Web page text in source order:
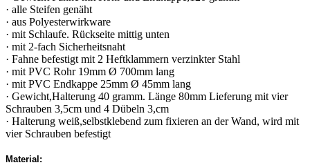
· alle Steifen genäht
· aus Polyesterwirkware
· mit Schlaufe. Rückseite mittig unten
· mit 2-fach Sicherheitsnaht
· Fahne befestigt mit 2 Heftklammern verzinkter Stahl
· mit PVC Rohr 19mm Ø 700mm lang
· mit PVC Endkappe 25mm Ø 45mm lang
· Gewicht,Halterung 40 gramm. Länge 80mm Lieferung mit vier
Schrauben 3,5cm und 4 Dübeln 3,cm
· Halterung weiß,selbstklebend zum fixieren an der Wand, wird mit
vier Schrauben befestigt
Material: